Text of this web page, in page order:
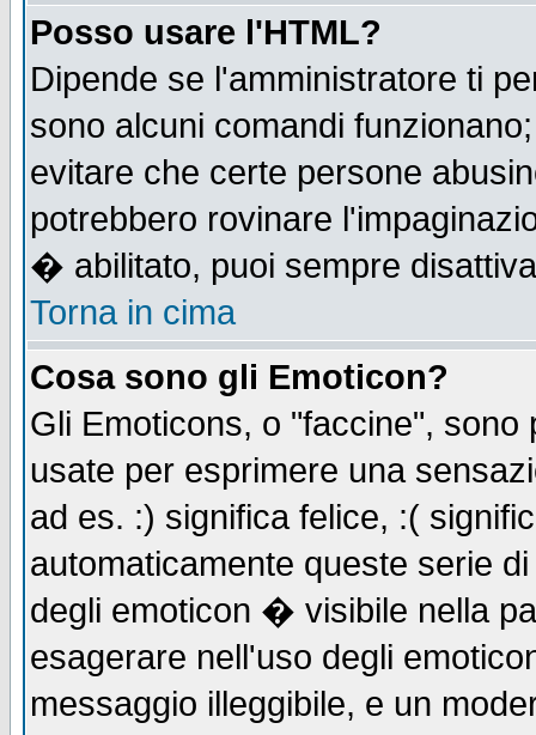
Posso usare l'HTML?
Dipende se l'amministratore ti
sono alcuni comandi
evitare che certe persone
potrebbero rovinare
� abilitato, puoi sempre
Torna in cima
Cosa sono gli Emoticon?
Gli Emoticons, o "faccine",
usate per esprimere una
ad es. :) significa felice, :(
automaticamente queste serie
degli emoticon � visibile nella
esagerare nell'uso degli
messaggio illeggibile, e un